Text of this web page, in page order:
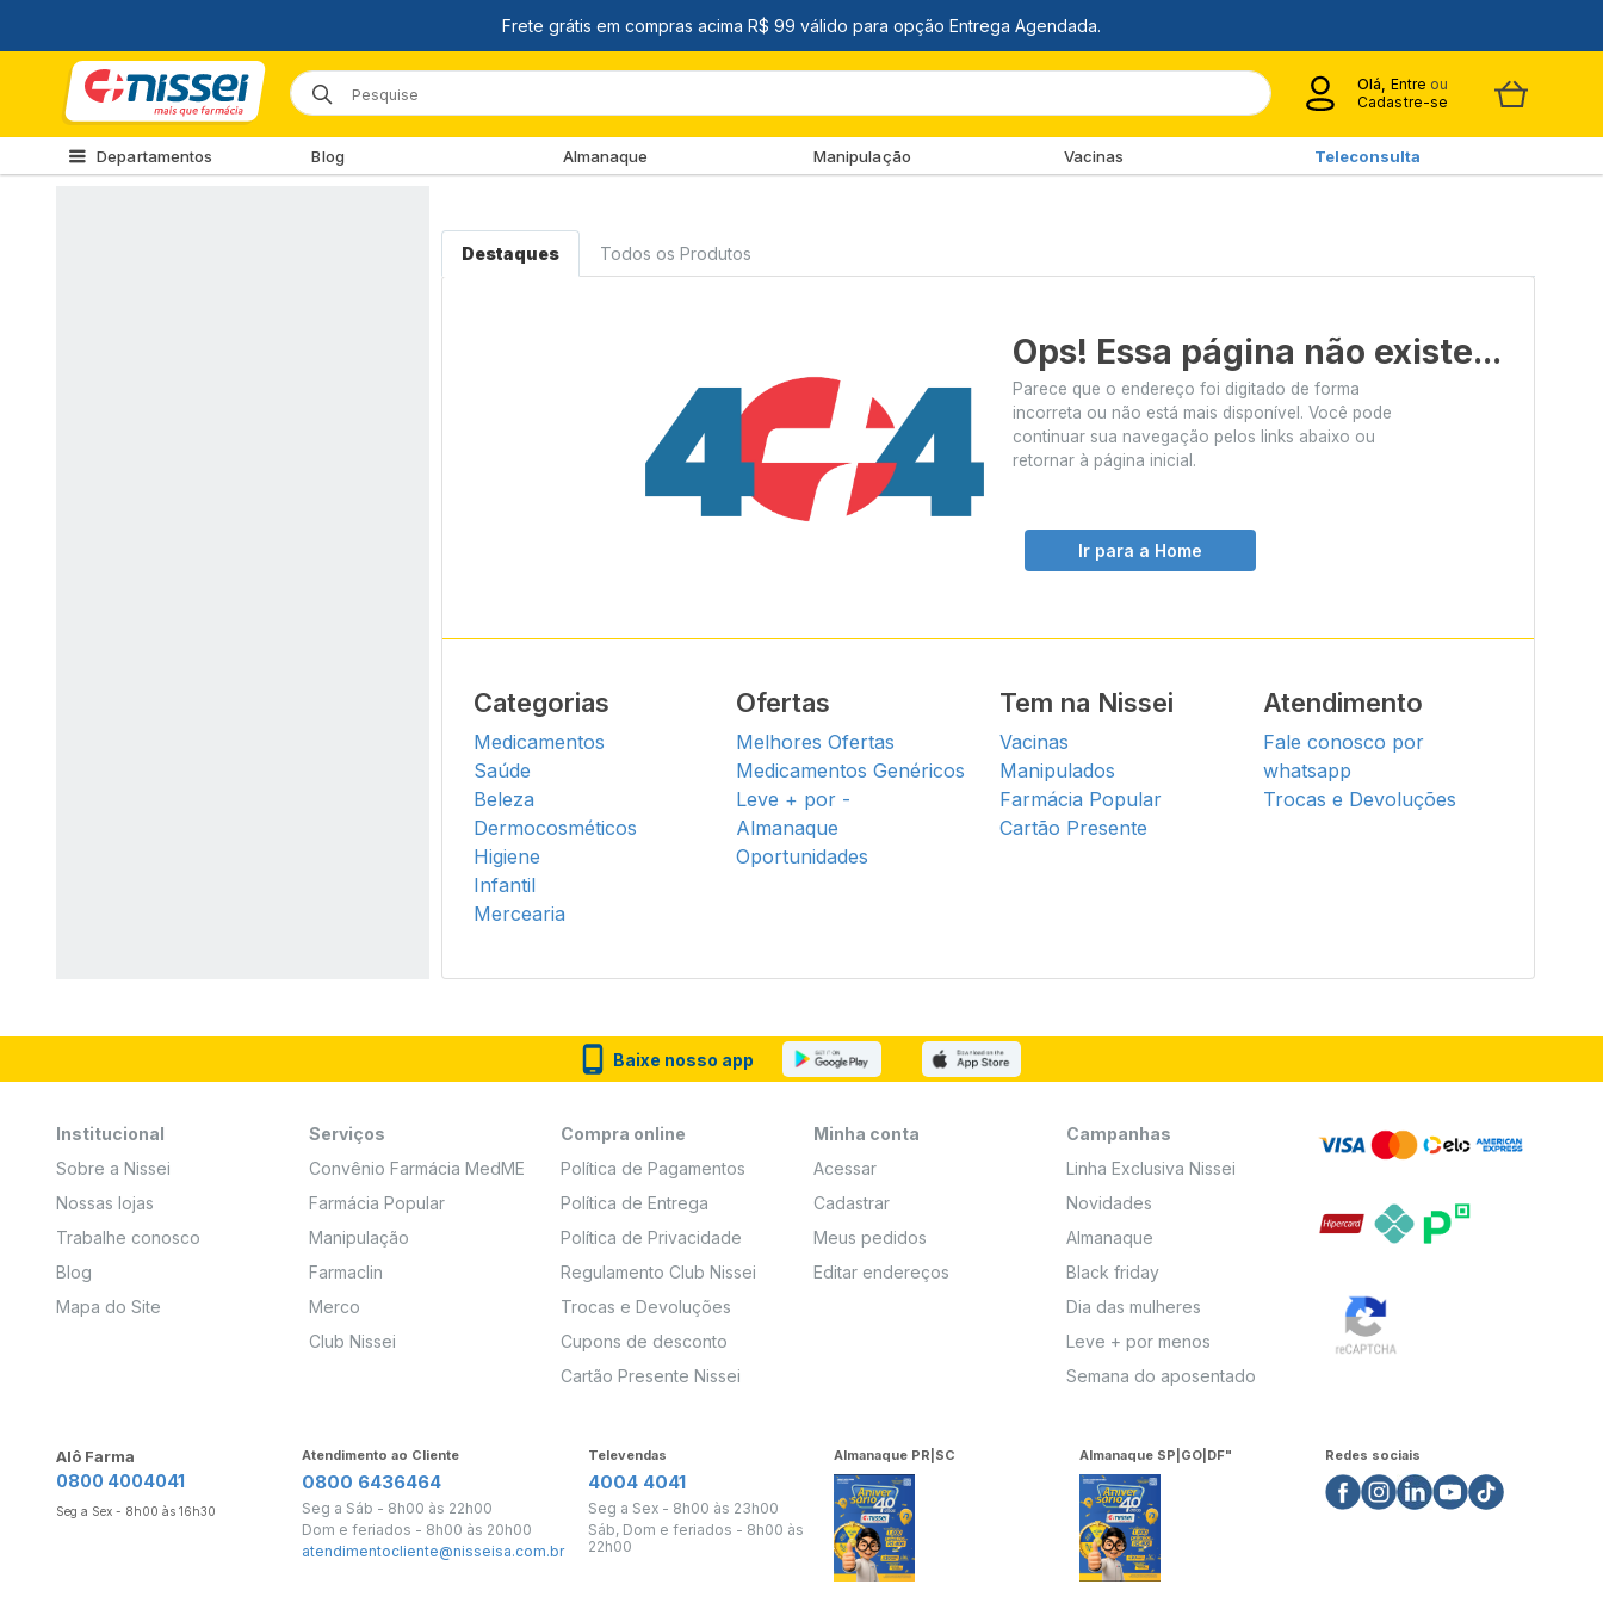
Olá, Entre ou
Cadastre-se
Departamentos Blog Almanaque Manipulação Vacinas Teleconsulta
Destaques Todos os Produtos
Ops! Essa página não existe...
Parece que o endereço foi digitado de forma
incorreta ou não está mais disponível. Você pode
continuar sua navegação pelos links abaixo ou
retornar à página inicial.
Ir para a Home
Categorias
Medicamentos
Saúde
Beleza
Dermocosméticos
Higiene
Infantil
Mercearia
Ofertas
Melhores Ofertas
Medicamentos Genéricos
Leve + por -
Almanaque
Oportunidades
Tem na Nissei
Vacinas
Manipulados
Farmácia Popular
Cartão Presente
Atendimento
Fale conosco por
whatsapp
Trocas e Devoluções
Baixe nosso app
Institucional
Sobre a Nissei
Nossas lojas
Trabalhe conosco
Blog
Mapa do Site
Serviços
Convênio Farmácia MedME
Farmácia Popular
Manipulação
Farmaclin
Merco
Club Nissei
Compra online
Política de Pagamentos
Política de Entrega
Política de Privacidade
Regulamento Club Nissei
Trocas e Devoluções
Cupons de desconto
Cartão Presente Nissei
Minha conta
Acessar
Cadastrar
Meus pedidos
Editar endereços
Campanhas
Linha Exclusiva Nissei
Novidades
Almanaque
Black friday
Dia das mulheres
Leve + por menos
Semana do aposentado
Alô Farma
0800 4004041
Seg a Sex - 8h00 às 16h30
Atendimento ao Cliente
0800 6436464
Seg a Sáb - 8h00 às 22h00
Dom e feriados - 8h00 às 20h00
atendimentocliente@nisseisa.com.br
Televendas
4004 4041
Seg a Sex - 8h00 às 23h00
Sáb, Dom e feriados - 8h00 às
22h00
Almanaque PR|SC Almanaque SP|GO|DF" Redes sociais